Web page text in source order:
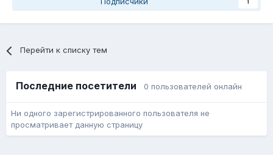
Перейти к списку тем
Последние посетители 0 пользователей онлайн
Ни одного зарегистрированного пользователя не
просматривает данную страницу